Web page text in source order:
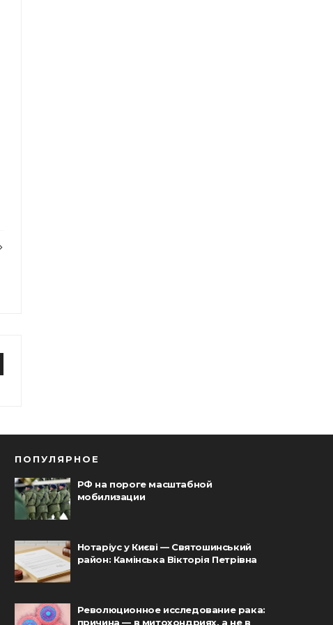
ПОПУЛЯРНОЕ
РФ на пороге масштабной
мобилизации
Нотаріус у Києві — Святошинський
район: Камінська Вікторія Петрівна
Революционное исследование рака:
причина — в митохондриях, а не в